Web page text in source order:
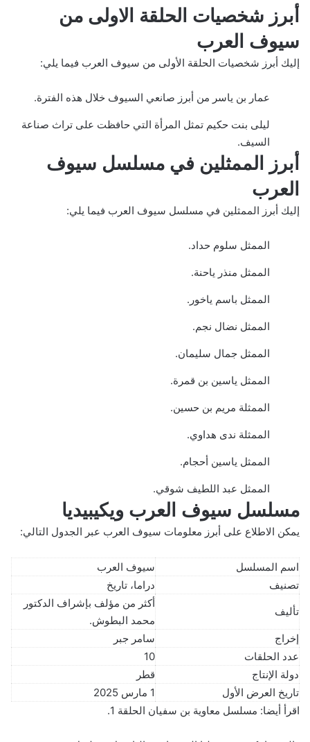
أبرز شخصيات الحلقة الاولى من
سيوف العرب
إليك أبرز شخصيات الحلقة الأولى من سيوف العرب فيما يلي:
عمار بن ياسر من أبرز صانعي السيوف خلال هذه الفترة.
ليلى بنت حكيم تمثل المرأة التي حافظت على تراث صناعة
السيف.
أبرز الممثلين في مسلسل سيوف
العرب
إليك أبرز الممثلين في مسلسل سيوف العرب فيما يلي:
الممثل سلوم حداد.
الممثل منذر ياحنة.
الممثل باسم ياخور.
الممثل نضال نجم.
الممثل جمال سليمان.
الممثل ياسين بن قمرة.
الممثلة مريم بن حسين.
الممثلة ندى هداوي.
الممثل ياسين أحجام.
الممثل عبد اللطيف شوقي.
مسلسل سيوف العرب ويكيبيديا
يمكن الاطلاع على أبرز معلومات سيوف العرب عبر الجدول التالي:
اسم المسلسل
سيوف العرب
تصنيف
دراما، تاريخ
تأليف
أكثر من مؤلف بإشراف الدكتور
محمد البطوش.
إخراج
سامر جبر
عدد الحلقات
10
دولة الإنتاج
قطر
تاريخ العرض الأول
1 مارس 2025
اقرأ أيضا: مسلسل معاوية بن سفيان الحلقة 1 .